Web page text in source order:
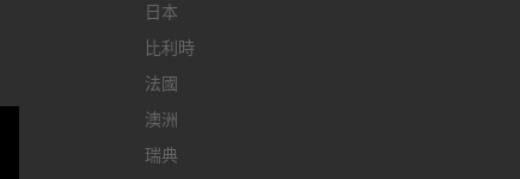
日本
比利時
法國
澳洲
瑞典